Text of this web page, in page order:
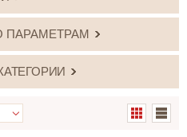
ПАРАМЕТРАМ